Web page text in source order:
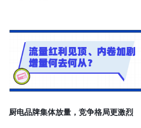
厨电品牌集体放量，竞争格局更激烈